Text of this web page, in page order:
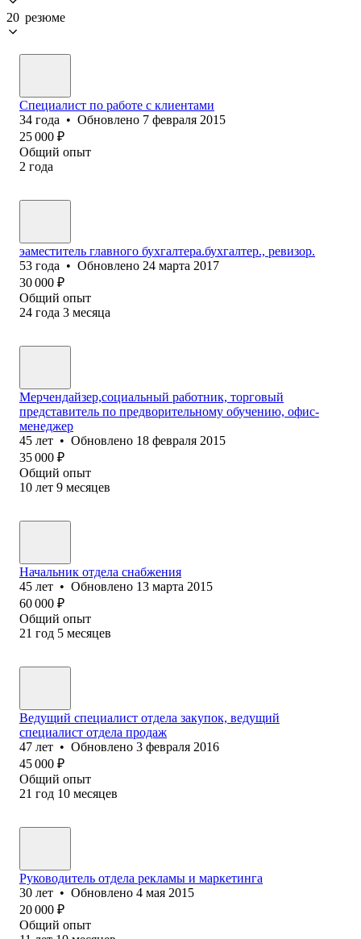
20 резюме
Специалист по работе с клиентами
34 года • Обновлено 7 февраля 2015
25 000 ₽
Общий опыт
2 года
эаместитель главного бухгалтера.бухгалтер., ревизор.
53 года • Обновлено 24 марта 2017
30 000 ₽
Общий опыт
24 года 3 месяца
Мерчендайзер,социальный работник, торговый
представитель по предворительному обучению, офис-
менеджер
45 лет • Обновлено 18 февраля 2015
35 000 ₽
Общий опыт
10 лет 9 месяцев
Начальник отдела снабжения
45 лет • Обновлено 13 марта 2015
60 000 ₽
Общий опыт
21 год 5 месяцев
Ведущий специалист отдела закупок, ведущий
специалист отдела продаж
47 лет • Обновлено 3 февраля 2016
45 000 ₽
Общий опыт
21 год 10 месяцев
Руководитель отдела рекламы и маркетинга
30 лет • Обновлено 4 мая 2015
20 000 ₽
Общий опыт